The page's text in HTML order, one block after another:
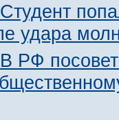
Студент
удара
В РФ